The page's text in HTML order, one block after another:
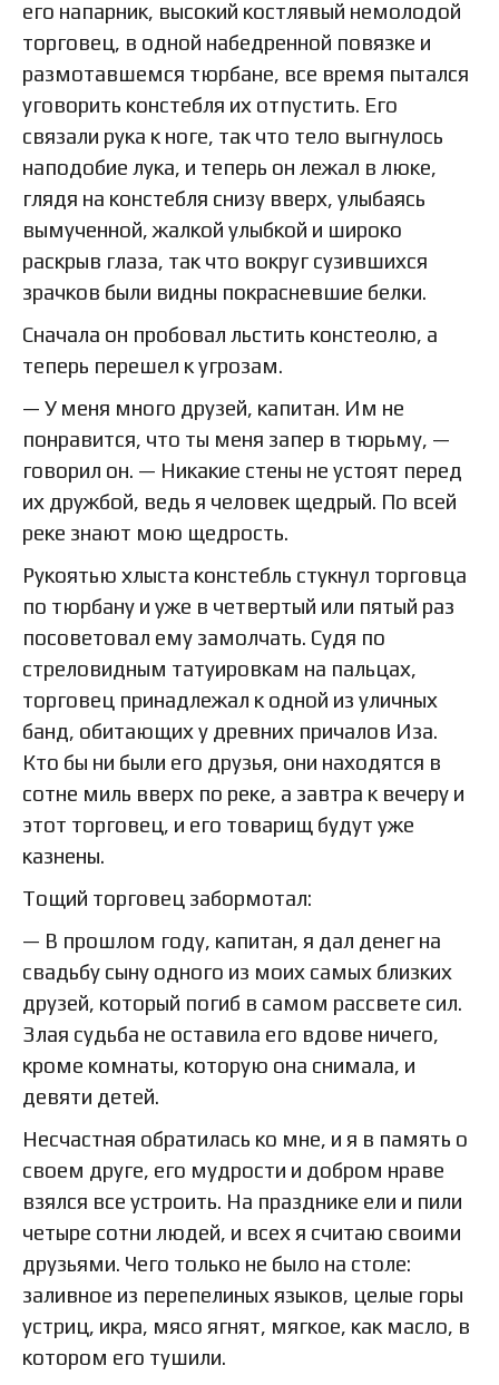
его напарник, высокий костлявый немолодой
торговец, в одной набедренной повязке и
размотавшемся тюрбане, все время пытался
уговорить констебля их отпустить. Его
связали рука к ноге, так что тело выгнулось
наподобие лука, и теперь он лежал в люке,
глядя на констебля снизу вверх, улыбаясь
вымученной, жалкой улыбкой и широко
раскрыв глаза, так что вокруг сузившихся
зрачков были видны покрасневшие белки.
Сначала он пробовал льстить констеолю, а
теперь перешел к угрозам.
— У меня много друзей, капитан. Им не
понравится, что ты меня запер в тюрьму, —
говорил он. — Никакие стены не устоят перед
их дружбой, ведь я человек щедрый. По всей
реке знают мою щедрость.
Рукоятью хлыста констебль стукнул торговца
по тюрбану и уже в четвертый или пятый раз
посоветовал ему замолчать. Судя по
стреловидным татуировкам на пальцах,
торговец принадлежал к одной из уличных
банд, обитающих у древних причалов Иза.
Кто бы ни были его друзья, они находятся в
сотне миль вверх по реке, а завтра к вечеру и
этот торговец, и его товарищ будут уже
казнены.
Тощий торговец забормотал:
— В прошлом году, капитан, я дал денег на
свадьбу сыну одного из моих самых близких
друзей, который погиб в самом рассвете сил.
Злая судьба не оставила его вдове ничего,
кроме комнаты, которую она снимала, и
девяти детей.
Несчастная обратилась ко мне, и я в память о
своем друге, его мудрости и добром нраве
взялся все устроить. На празднике ели и пили
четыре сотни людей, и всех я считаю своими
друзьями. Чего только не было на столе:
заливное из перепелиных языков, целые горы
устриц, икра, мясо ягнят, мягкое, как масло, в
котором его тушили.